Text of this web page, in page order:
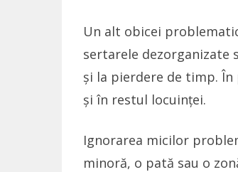
Un alt obicei
sertarele
și la pierdere de timp.
și în restul locuinței.
Ignorarea micilor
minoră, o pată sau o